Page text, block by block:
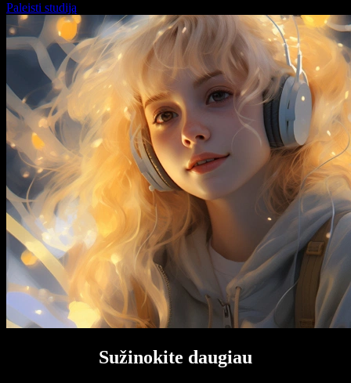
Paleisti studiją
Sužinokite daugiau